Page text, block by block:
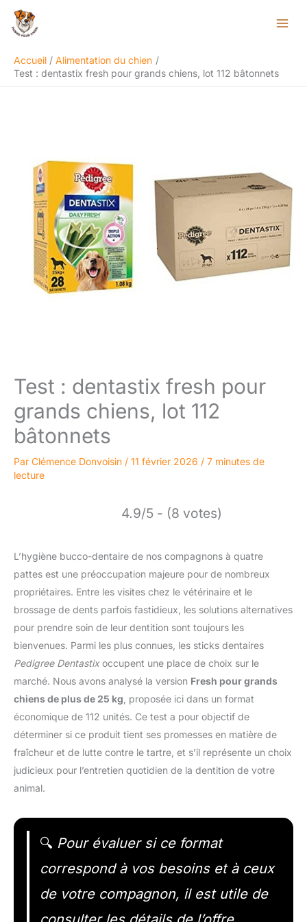
Aller
Accueil
Alimentation du chien
Test : dentastix fresh pour grands chiens, lot 112 bâtonnets
Test : dentastix fresh pour
grands chiens, lot 112
bâtonnets
Par Clémence Donvoisin / 11 février 2026 / 7 minutes de
lecture
4.9/5 - (8 votes)
L’hygiène bucco-dentaire de nos compagnons à quatre
pattes est une préoccupation majeure pour de nombreux
propriétaires. Entre les visites chez le vétérinaire et le
brossage de dents parfois fastidieux, les solutions alternatives
pour prendre soin de leur dentition sont toujours les
bienvenues. Parmi les plus connues, les sticks dentaires
Pedigree Dentastixoccupent une place de choix sur le
marché. Nous avons analysé la version Fresh pour grands
chiens de plus de 25 kg , proposée ici dans un format
économique de 112 unités. Ce test a pour objectif de
déterminer si ce produit tient ses promesses en matière de
fraîcheur et de lutte contre le tartre, et s’il représente un choix
judicieux pour l’entretien quotidien de la dentition de votre
animal.
🔍 Pour évaluer si ce format
correspond à vos besoins et à ceux
de votre compagnon, il est utile de
Rechercher